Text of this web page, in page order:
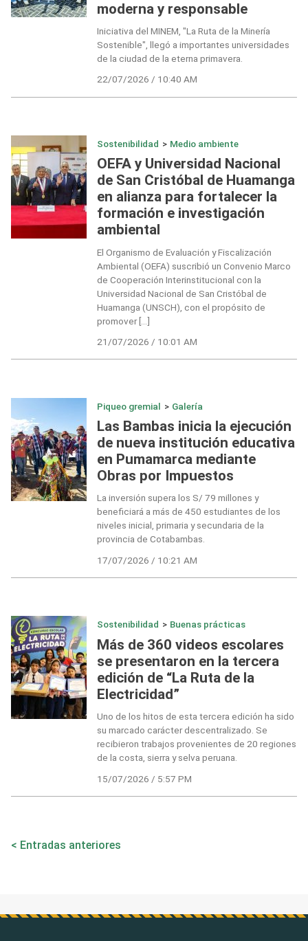
moderna y responsable
Iniciativa del MINEM, "La Ruta de la Minería
Sostenible", llegó a importantes universidades
de la ciudad de la eterna primavera.
22/07/2026 / 10:40 AM
Sostenibilidad > Medio ambiente
OEFA y Universidad Nacional
de San Cristóbal de Huamanga
en alianza para fortalecer la
formación e investigación
ambiental
El Organismo de Evaluación y Fiscalización
Ambiental (OEFA) suscribió un Convenio Marco
de Cooperación Interinstitucional con la
Universidad Nacional de San Cristóbal de
Huamanga (UNSCH), con el propósito de
promover […]
21/07/2026 / 10:01 AM
Piqueo gremial > Galería
Las Bambas inicia la ejecución
de nueva institución educativa
en Pumamarca mediante
Obras por Impuestos
La inversión supera los S/ 79 millones y
beneficiará a más de 450 estudiantes de los
niveles inicial, primaria y secundaria de la
provincia de Cotabambas.
17/07/2026 / 10:21 AM
Sostenibilidad > Buenas prácticas
Más de 360 videos escolares
se presentaron en la tercera
edición de “La Ruta de la
Electricidad”
Uno de los hitos de esta tercera edición ha sido
su marcado carácter descentralizado. Se
recibieron trabajos provenientes de 20 regiones
de la costa, sierra y selva peruana.
15/07/2026 / 5:57 PM
Navegación
Entradas anteriores